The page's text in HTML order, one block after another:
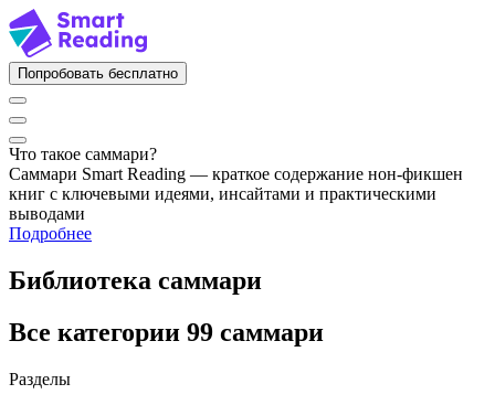
Попробовать бесплатно
Что такое саммари?
Саммари Smart Reading — краткое содержание нон-фикшен
книг с ключевыми идеями, инсайтами и практическими
выводами
Подробнее
Библиотека саммари
Все категории 99 саммари
Разделы